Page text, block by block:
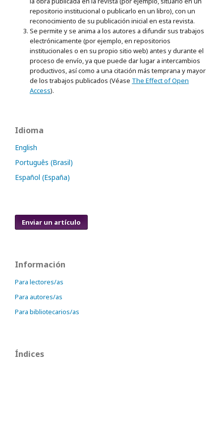
repositorio institucional o publicarlo en un libro), con un
reconocimiento de su publicación inicial en esta revista.
Se permite y se anima a los autores a difundir sus trabajos
electrónicamente (por ejemplo, en repositorios
institucionales o en su propio sitio web) antes y durante el
proceso de envío, ya que puede dar lugar a intercambios
productivos, así como a una citación más temprana y mayor
de los trabajos publicados (Véase The Effect of Open
Access).
Idioma
English
Português (Brasil)
Español (España)
Enviar un artículo
Información
Para lectores/as
Para autores/as
Para bibliotecarios/as
Índices